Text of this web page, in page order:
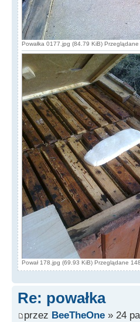
Powałka 0177.jpg (84.79 KiB)
Pował 178.jpg (69.93 KiB) Przeglądane
Re: powałka
przez BeeTheOne » 24